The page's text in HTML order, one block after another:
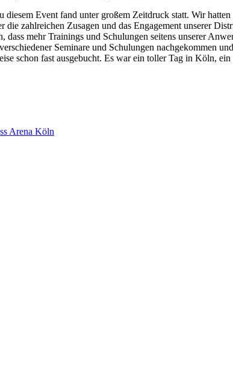
Event fand unter großem Zeitdruck statt. Wir
zahlreichen Zusagen und das Engagement unserer
dass mehr Trainings und Schulungen seitens unserer
Seminare und Schulungen nachgekommen
schon fast ausgebucht. Es war ein toller Tag in Köln,
Arena Köln